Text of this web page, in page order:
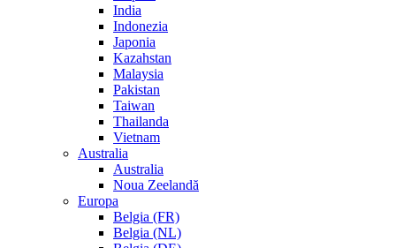
India
Indonezia
Japonia
Kazahstan
Malaysia
Pakistan
Taiwan
Thailanda
Vietnam
Australia
Australia
Noua Zeelandă
Europa
Belgia (FR)
Belgia (NL)